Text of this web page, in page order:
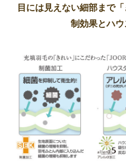
目には見えない細部まで
制効果とハ